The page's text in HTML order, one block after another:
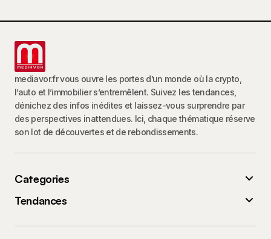
mediavor.fr vous ouvre les portes d’un monde où la crypto,
l’auto et l’immobilier s’entremêlent. Suivez les tendances,
dénichez des infos inédites et laissez-vous surprendre par
des perspectives inattendues. Ici, chaque thématique réserve
son lot de découvertes et de rebondissements.
Categories
Tendances